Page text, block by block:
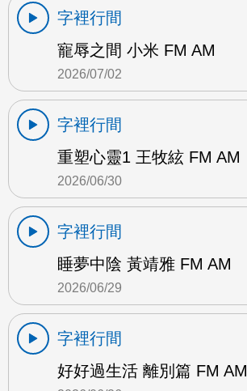
字裡行間
寵辱之間 小米 FM AM
2026/07/02
字裡行間
重塑心靈1 王牧絃 FM AM
2026/06/30
字裡行間
睡夢中陰 黃靖雅 FM AM
2026/06/29
字裡行間
好好過生活 離別篇 FM AM